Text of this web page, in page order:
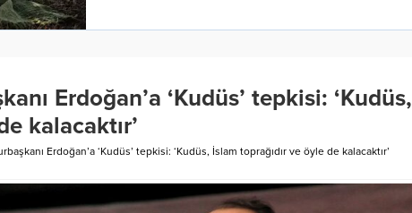
Erdoğan’a ‘Kudüs’ tepkisi: ‘Kudüs,
kalacaktır’
Erdoğan’a ‘Kudüs’ tepkisi: ‘Kudüs, İslam toprağıdır ve öyle de kalacaktır’